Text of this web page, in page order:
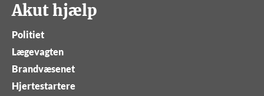
Akut hjælp
Politiet
Lægevagten
Brandvæsenet
Hjertestartere